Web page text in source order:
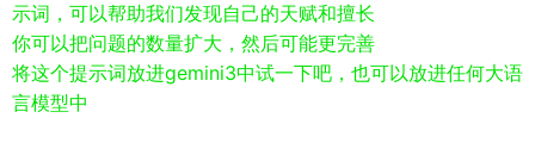
示词，可以帮助我们发现自己的天赋和擅长
你可以把问题的数量扩大，然后可能更完善
将这个提示词放进gemini3中试一下吧，也可以放进任何大语
言模型中